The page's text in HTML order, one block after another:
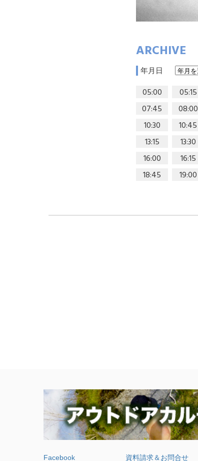
ARCHIVE
年月日
05:00 05:15
07:45
08:00
10:30
10:45
13:15
13:30
16:00
16:15
18:45
19:00